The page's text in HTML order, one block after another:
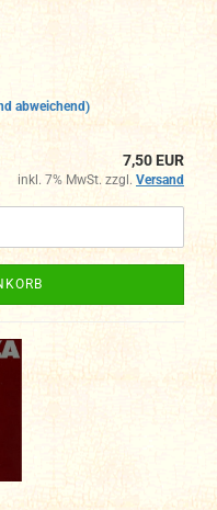
abweichend)
7,50 EUR
inkl. 7% MwSt. zzgl. Versand